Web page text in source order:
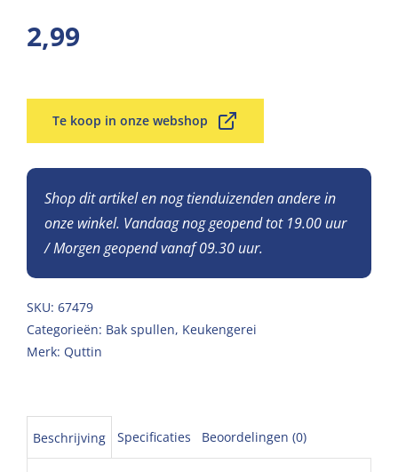
2,99
Te koop in onze webshop
Shop dit artikel en nog tienduizenden andere in
onze winkel. Vandaag nog geopend tot 19.00 uur
/ Morgen geopend vanaf 09.30 uur.
SKU: 67479
Categorieën: Bak spullen, Keukengerei
Merk: Quttin
Beschrijving Specificaties Beoordelingen (0)